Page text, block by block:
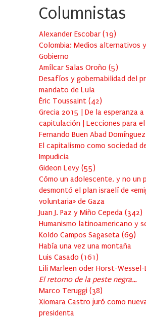
Columnistas
Alexander Escobar (19)
Colombia: Medios alternativos
Gobierno
Amílcar Salas Oroño (5)
Desafíos y gobernabilidad del
mandato de Lula
Éric Toussaint (42)
Grecia 2015 | De la esperanza a
capitulación | Lecciones para
Fernando Buen Abad Domínguez
El capitalismo como sociedad
Impudicia
Gideon Levy (55)
Cómo un adolescente, y no un
desmontó el plan israelí de
voluntaria» de Gaza
Juan J. Paz y Miño Cepeda (342)
Humanismo latinoamericano y
Koldo Campos Sagaseta (69)
Había una vez una montaña
Luis Casado (161 )
Lili Marleen oder Horst-Wessel-
El retorno de la peste negra…
Marco Teruggi (38)
Xiomara Castro juró como
presidenta